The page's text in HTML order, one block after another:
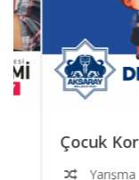
Çocuk Korosu
Yarışma